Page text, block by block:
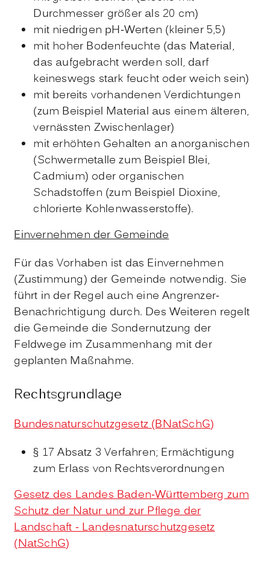
Durchmesser größer als 20 cm)
mit niedrigen pH-Werten (kleiner 5,5)
mit hoher Bodenfeuchte (das Material,
das aufgebracht werden soll, darf
keineswegs stark feucht oder weich sein)
mit bereits vorhandenen Verdichtungen
(zum Beispiel Material aus einem älteren,
vernässten Zwischenlager)
mit erhöhten Gehalten an anorganischen
(Schwermetalle zum Beispiel Blei,
Cadmium) oder organischen
Schadstoffen (zum Beispiel Dioxine,
chlorierte Kohlenwasserstoffe).
Einvernehmen der Gemeinde
Für das Vorhaben ist das Einvernehmen
(Zustimmung) der Gemeinde notwendig. Sie
führt in der Regel auch eine Angrenzer-
Benachrichtigung durch. Des Weiteren regelt
die Gemeinde die Sondernutzung der
Feldwege im Zusammenhang mit der
geplanten Maßnahme.
Rechtsgrundlage
Bundesnaturschutzgesetz (BNatSchG)
§ 17 Absatz 3 Verfahren; Ermächtigung
zum Erlass von Rechtsverordnungen
Gesetz des Landes Baden-Württemberg zum
Schutz der Natur und zur Pflege der
Landschaft - Landesnaturschutzgesetz
(NatSchG)